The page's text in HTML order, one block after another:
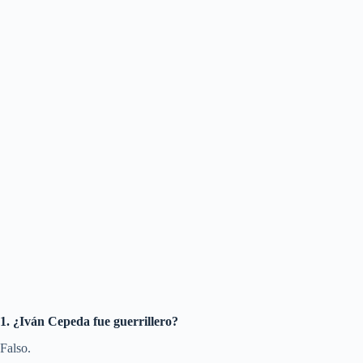
1. ¿Iván Cepeda fue guerrillero?
Falso.